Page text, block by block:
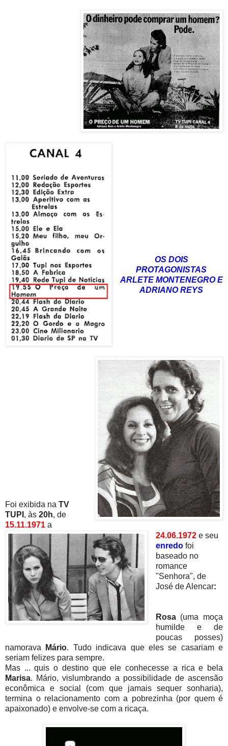
OS DOIS
PROTAGONISTAS
ARLETE MONTENEGRO E
ADRIANO REYS
Foi exibida na TV
TUPI , às 20h, de
15.11.1971 a
24.06.1972e seu
enredo foi
baseado no
romance
"Senhora", de
José de Alencar:
Rosa(uma moça
humilde e de
poucas posses)
namorava Mário. Tudo indicava que eles se casariam e
seriam felizes para sempre.
Mas ... quis o destino que ele conhecesse a rica e bela
Marisa. Mário, vislumbrando a possibilidade de ascensão
econômica e social (com que jamais sequer sonharia),
termina o relacionamento com a pobrezinha (por quem é
apaixonado) e envolve-se com a ricaça.